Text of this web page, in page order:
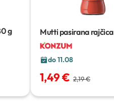
g Mutti pasirana rajčica
do 11.08
1,49 € 2,19 €